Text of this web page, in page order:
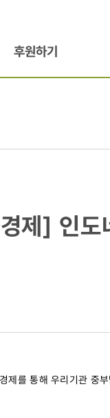
후원하기
제]
제] 인도
제를 통해 우리기관 중